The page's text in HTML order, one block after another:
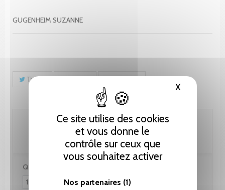
Ce site utilise des cookies
et vous donne le
contrôle sur ceux que
vous souhaitez activer
Nos partenaires (1)
XMasquer
GUGENHEIM SUZANNE
Tweet Partager Pinterest
61.55 CHF
Quantité :